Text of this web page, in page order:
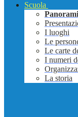
Scuola
I luoghi
Le
Le carte
I numeri
La storia